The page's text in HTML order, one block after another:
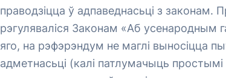
праводзіцца ў адпаведнасьці з
рэгуляваліся Законам «Аб усенародным
яго, на рэфэрэндум не маглі выносіцца
адметнасьці (калі патлумачыць